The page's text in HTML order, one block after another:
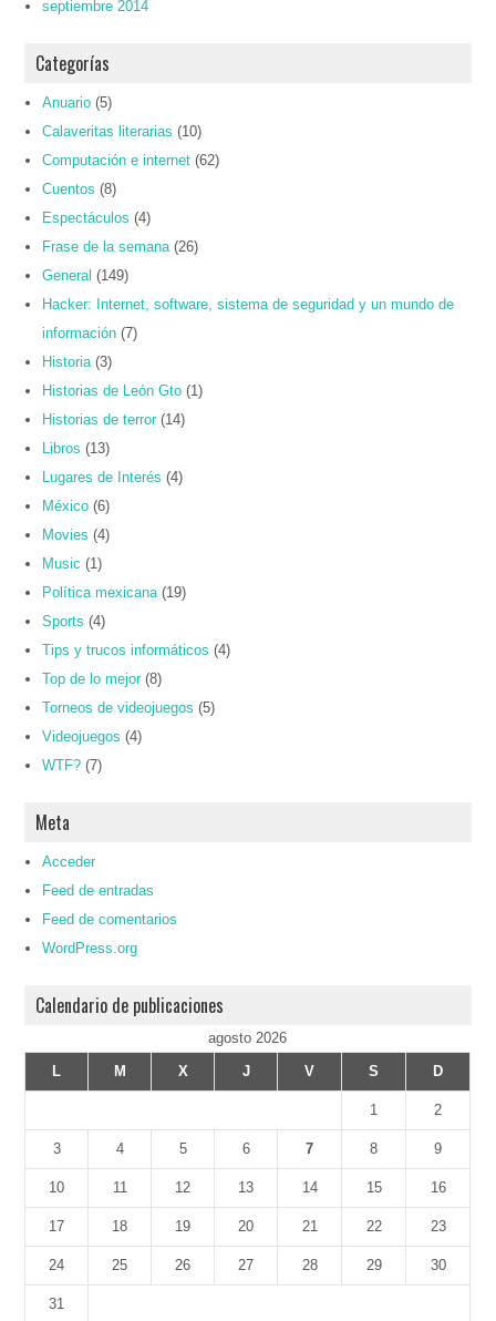
septiembre 2014
Categorías
Anuario (5)
Calaveritas literarias (10)
Computación e internet (62)
Cuentos (8)
Espectáculos (4)
Frase de la semana (26)
General (149)
Hacker: Internet, software, sistema de seguridad y un mundo de
información (7)
Historia (3)
Historias de León Gto (1)
Historias de terror (14)
Libros (13)
Lugares de Interés (4)
México (6)
Movies (4)
Music (1)
Política mexicana (19)
Sports (4)
Tips y trucos informáticos (4)
Top de lo mejor (8)
Torneos de videojuegos (5)
Videojuegos (4)
WTF? (7)
Meta
Acceder
Feed de entradas
Feed de comentarios
WordPress.org
Calendario de publicaciones
agosto 2026
L
M X J V S D
1 2
3 4 5 6 7 8 9
10 11 12 13 14 15 16
17 18 19 20 21 22 23
24 25 26 27 28 29 30
31